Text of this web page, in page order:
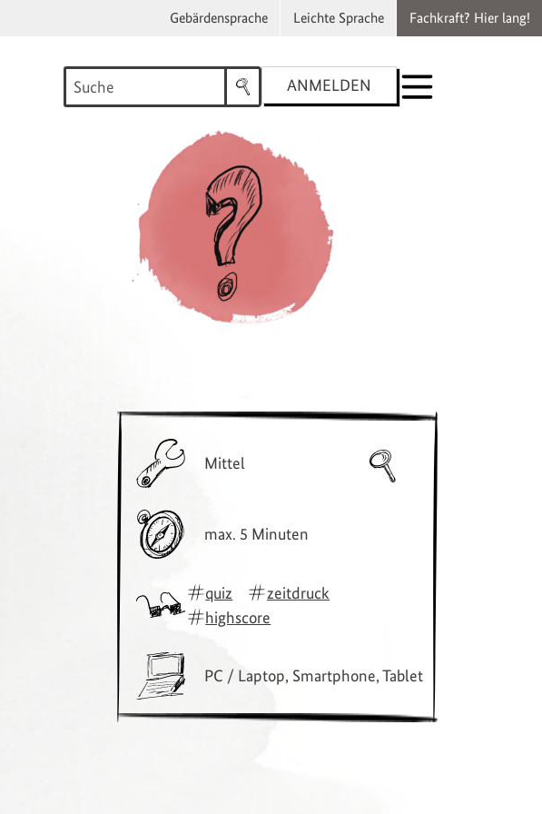
Fachkraft? Hier lang!
Leichte Sprache
Gebärdensprache
ANMELDEN
Mittel
max. 5 Minuten
quiz
zeitdruck
highscore
PC / Laptop, Smartphone, Tablet